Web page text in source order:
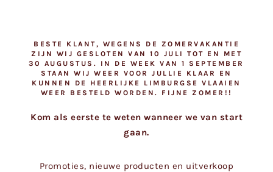
BESTE KLANT, WEGENS DE ZOMERVAKANTIE
ZIJN WIJ GESLOTEN VAN 10 JULI TOT EN MET
30 AUGUSTUS. IN DE WEEK VAN 1 SEPTEMBER
STAAN WIJ WEER VOOR JULLIE KLAAR EN
KUNNEN DE HEERLIJKE LIMBURGSE VLAAIEN
WEER BESTELD WORDEN. FIJNE ZOMER!!
Kom als eerste te weten wanneer we van start
gaan.
Promoties, nieuwe producten en uitverkoop